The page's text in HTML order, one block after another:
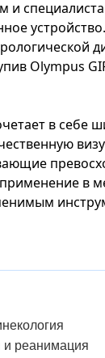
и
устройство.
Olympus
в себе
в
и реанимация